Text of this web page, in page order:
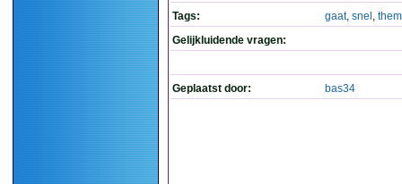
Tags:
gaat, snel ,
Gelijkluidende vragen:
Geplaatst door: bas34